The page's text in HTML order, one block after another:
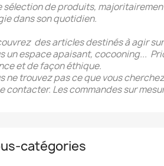
sélection de produits,
dans son quotidien.
des articles destinés à agir
un espace apaisant, cocooning...
et de façon éthique.
ne trouvez pas ce que vous
contacter. Les commandes sur
catégories